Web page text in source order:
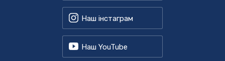
Наш інстаграм
Наш YouTube